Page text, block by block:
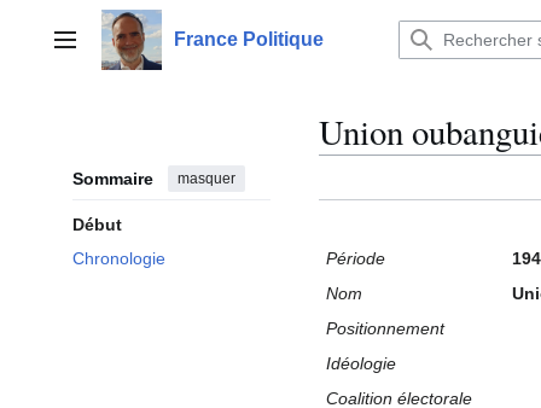
contenuMenu principalFrance Politique
Sommaire masquer
Début
Chronologie
Union
Période
Nom
Positionnement
Idéologie
Coalition électorale